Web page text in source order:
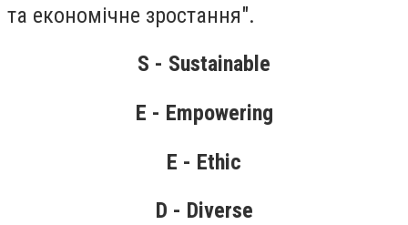
та економічне зростання".
S - Sustainable
E - Empowering
E - Ethic
D - Diverse